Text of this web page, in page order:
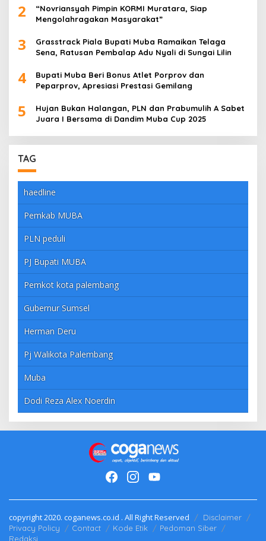
2
“Novriansyah Pimpin KORMI Muratara, Siap
Mengolahragakan Masyarakat”
3
Grasstrack Piala Bupati Muba Ramaikan Telaga
Sena, Ratusan Pembalap Adu Nyali di Sungai Lilin
4
Bupati Muba Beri Bonus Atlet Porprov dan
Peparprov, Apresiasi Prestasi Gemilang
5
Hujan Bukan Halangan, PLN dan Prabumulih A Sabet
Juara I Bersama di Dandim Muba Cup 2025
TAG
haedline
Pemkab MUBA
PLN peduli
PJ Bupati MUBA
Pemkot kota palembang
Gubernur Sumsel
Herman Deru
Pj Walikota Palembang
Muba
Dodi Reza Alex Noerdin
copyright 2020. coganews.co.id . All Right Reserved
Disclaimer
Privacy Policy
Contact Kode Etik
Pedoman Siber
Redaksi